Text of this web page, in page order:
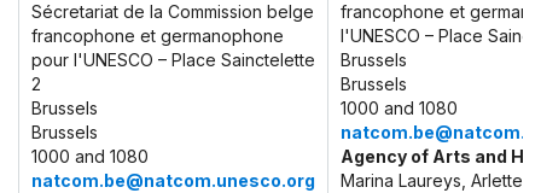
Sécretariat de la Commission belge
francophone et germanophone
pour l'UNESCO – Place Sainctelette
2
Brussels
Brussels
1000 and 1080
natcom.be@natcom.unesco.org
francophone et
l'UNESCO – Place
Brussels
Brussels
1000 and 1080
Agency of Arts and
Marina Laureys, Arlette